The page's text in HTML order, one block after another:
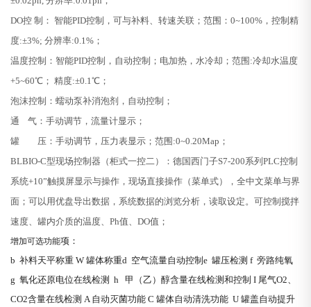
DO控 制： 智能PID控制，可与补料、转速关联；范围：0~100%，控制精
度:±3%; 分辨率:0.1%；
温度控制：智能PID控制，自动控制；电加热，水冷却；范围:冷却水温度
+5~60℃； 精度:±0.1℃；
泡沫控制：蠕动泵补消泡剂，自动控制；
通 气：手动调节，流量计显示；
罐 压：手动调节，压力表显示；范围:0~0.20Map；
BLBIO-C型现场控制器（柜式一控二）：德国西门子S7-200系列PLC控制
系统+10”触摸屏显示与操作，现场直接操作（菜单式），全中文菜单与界
面；可以用优盘导出数据，系统数据的浏览分析，读取设定。可控制搅拌
速度、罐内介质的温度、Ph值、DO值；
增加可选功能项：
b补料天平称重 W罐体称重d 空气流量自动控制e罐压检测 f旁路纯氧
g氧化还原电位在线检测 h甲（乙）醇含量在线检测和控制 I 尾气O2、
CO2含量在线检测 A自动灭菌功能 C罐体自动清洗功能 U罐盖自动提升